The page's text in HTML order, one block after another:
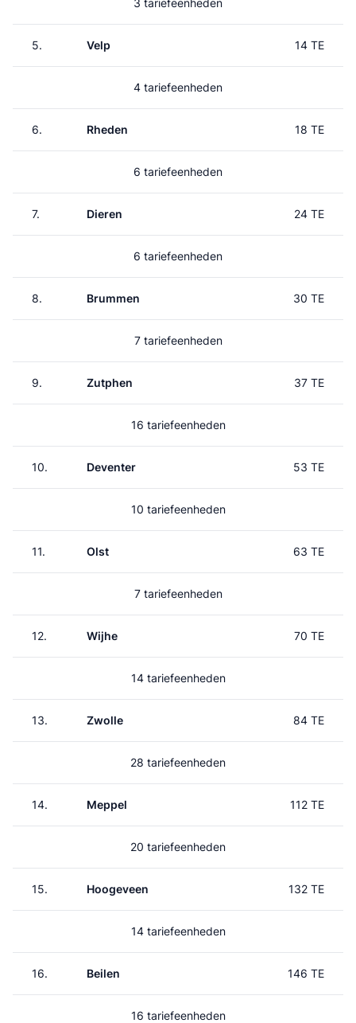
3 tariefeenheden
5. Velp 14 TE
4 tariefeenheden
6. Rheden 18 TE
6 tariefeenheden
7. Dieren 24 TE
6 tariefeenheden
8. Brummen 30 TE
7 tariefeenheden
9. Zutphen 37 TE
16 tariefeenheden
10. Deventer 53 TE
10 tariefeenheden
11. Olst 63 TE
7 tariefeenheden
12. Wijhe 70 TE
14 tariefeenheden
13. Zwolle 84 TE
28 tariefeenheden
14. Meppel 112 TE
20 tariefeenheden
15. Hoogeveen 132 TE
14 tariefeenheden
16. Beilen 146 TE
16 tariefeenheden